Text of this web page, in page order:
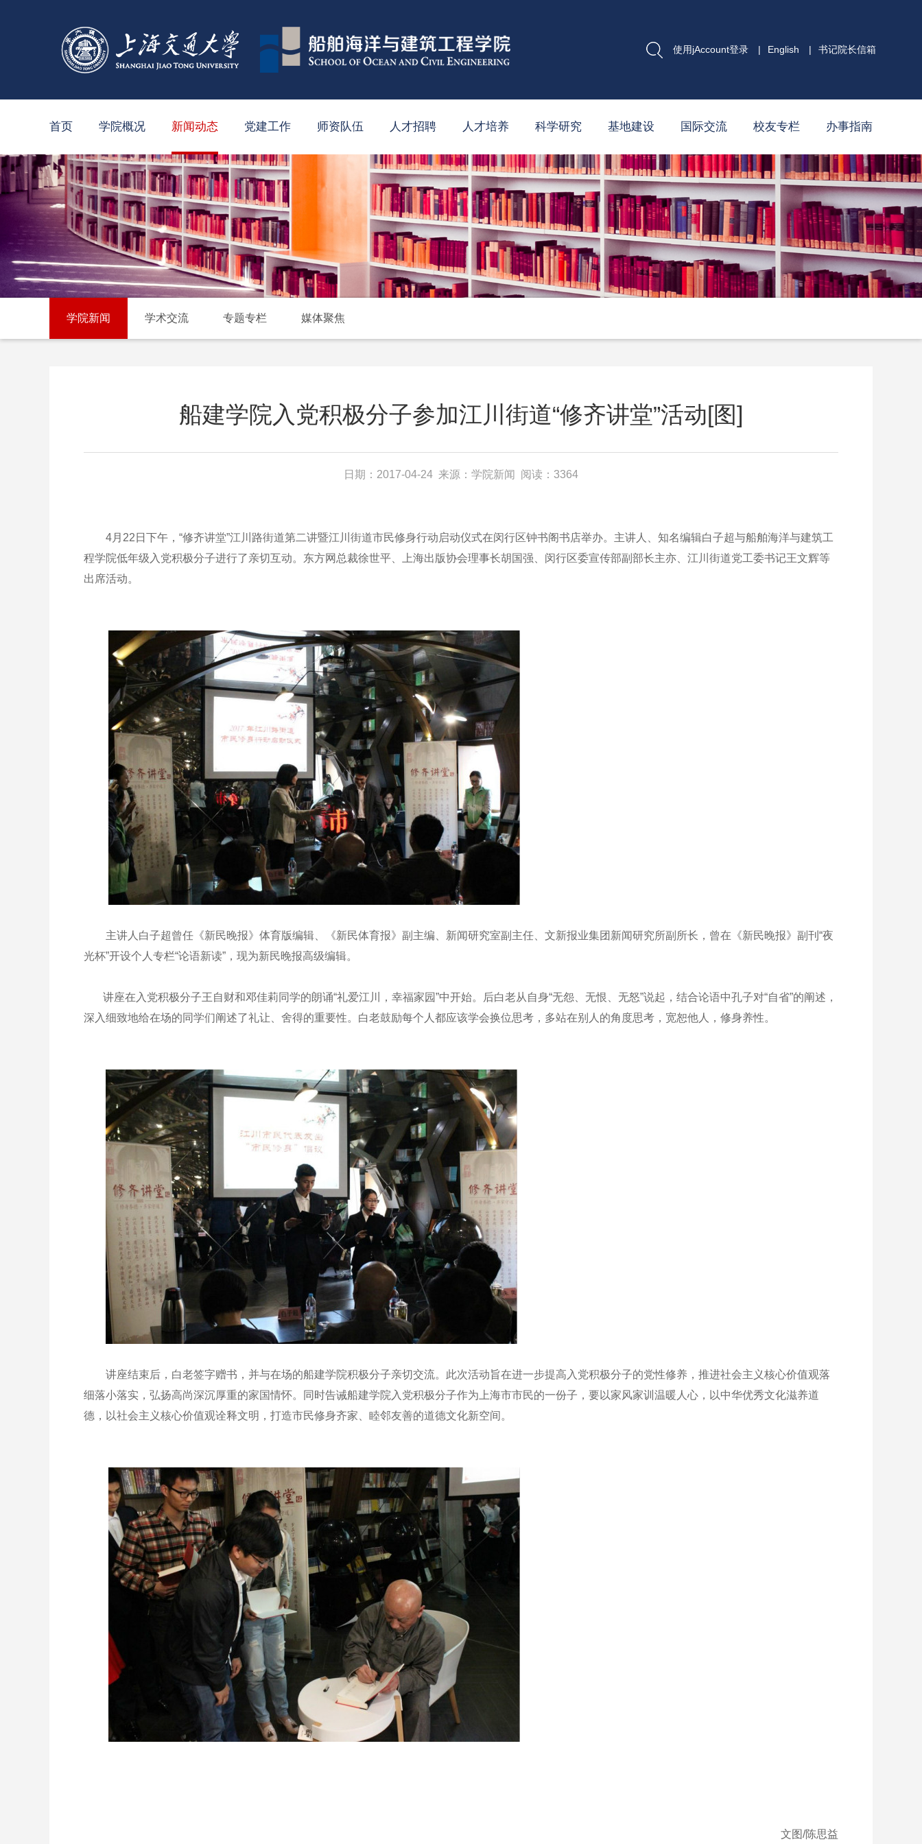
使用jAccount登录 | English | 书记院长信箱
首页 学院概况 新闻动态 党建工作 师资队伍 人才招聘 人才培养 科学研究 基地建设 国际交流 校友专栏 办事指南
学院新闻 学术交流 专题专栏 媒体聚焦
船建学院入党积极分子参加江川街道“修齐讲堂”活动[图]
日期：2017-04-24 来源：学院新闻 阅读：3364
4月22日下午，“修齐讲堂”江川路街道第二讲暨江川街道市民修身行动启动仪式在闵行区钟书阁书店举办。主讲人、知名编辑白子超与船舶海洋与建筑工
程学院低年级入党积极分子进行了亲切互动。东方网总裁徐世平、上海出版协会理事长胡国强、闵行区委宣传部副部长主亦、江川街道党工委书记王文辉等
出席活动。
主讲人白子超曾任《新民晚报》体育版编辑、《新民体育报》副主编、新闻研究室副主任、文新报业集团新闻研究所副所长，曾在《新民晚报》副刊“夜
光杯”开设个人专栏“论语新读”，现为新民晚报高级编辑。
讲座在入党积极分子王自财和邓佳莉同学的朗诵“礼爱江川，幸福家园”中开始。后白老从自身“无怨、无恨、无怒”说起，结合论语中孔子对“自省”的阐述，
深入细致地给在场的同学们阐述了礼让、舍得的重要性。白老鼓励每个人都应该学会换位思考，多站在别人的角度思考，宽恕他人，修身养性。
讲座结束后，白老签字赠书，并与在场的船建学院积极分子亲切交流。此次活动旨在进一步提高入党积极分子的党性修养，推进社会主义核心价值观落
细落小落实，弘扬高尚深沉厚重的家国情怀。同时告诫船建学院入党积极分子作为上海市市民的一份子，要以家风家训温暖人心，以中华优秀文化滋养道
德，以社会主义核心价值观诠释文明，打造市民修身齐家、睦邻友善的道德文化新空间。
文图/陈思益